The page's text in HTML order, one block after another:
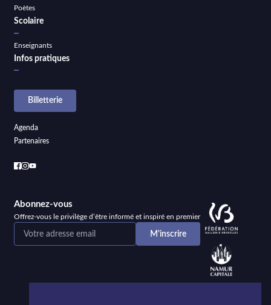
Poètes
Scolaire
Enseignants
Infos pratiques
Billetterie
Agenda
Partenaires
Abonnez-vous
Offrez-vous le privilège d’être informé et inspiré en premier